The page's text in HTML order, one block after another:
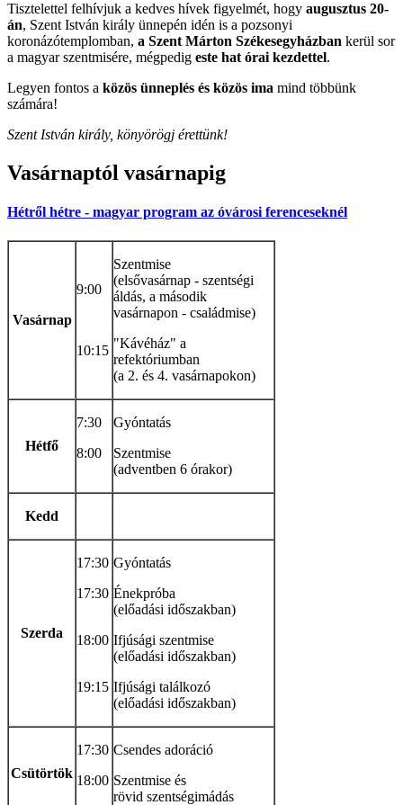
Tisztelettel felhívjuk a kedves hívek figyelmét, hogy augusztus 20-
án, Szent István király ünnepén idén is a pozsonyi
koronázótemplomban, a Szent Márton Székesegyházban kerül sor
a magyar szentmisére, mégpedig este hat órai kezdettel.
Legyen fontos a közös ünneplés és közös ima mind többünk
számára!
Szent István király, könyörögj érettünk!
Vasárnaptól vasárnapig
Hétről hétre - magyar program az óvárosi ferenceseknél
Vasárnap
9:00
10:15
Szentmise
(elsővasárnap - szentségi
áldás, a második
vasárnapon - családmise)
"Kávéház" a
refektóriumban
(a 2. és 4. vasárnapokon)
Hétfő
7:30
8:00
Gyóntatás
Szentmise
(adventben 6 órakor)
Kedd
Szerda
17:30
17:30
18:00
19:15
Gyóntatás
Énekpróba
(előadási időszakban)
Ifjúsági szentmise
(előadási időszakban)
Ifjúsági találkozó
(előadási időszakban)
Csütörtök
17:30
18:00
Csendes adoráció
Szentmise és
rövid szentségimádás